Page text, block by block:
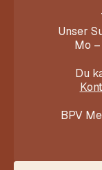
Unser
Mo
Du
BPV